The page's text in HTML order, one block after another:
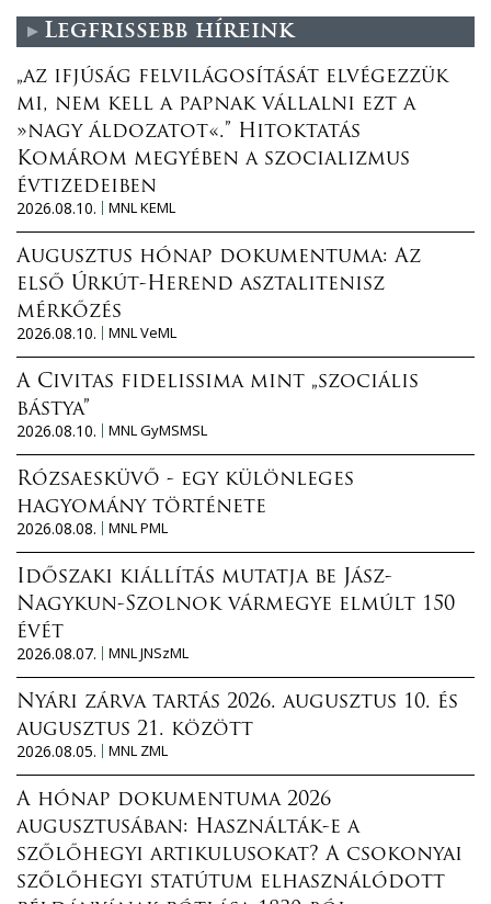
Legfrissebb híreink
„az ifjúság felvilágosítását elvégezzük
mi, nem kell a papnak vállalni ezt a
»nagy áldozatot«.” Hitoktatás
Komárom megyében a szocializmus
évtizedeiben
2026.08.10.
MNL KEML
Augusztus hónap dokumentuma: Az
első Úrkút-Herend asztalitenisz
mérkőzés
2026.08.10.
MNL VeML
A Civitas fidelissima mint „szociális
bástya”
2026.08.10.
MNL GyMSMSL
Rózsaesküvő - egy különleges
hagyomány története
2026.08.08.
MNL PML
Időszaki kiállítás mutatja be Jász-
Nagykun-Szolnok vármegye elmúlt 150
évét
2026.08.07.
MNL JNSzML
Nyári zárva tartás 2026. augusztus 10. és
augusztus 21. között
2026.08.05.
MNL ZML
A hónap dokumentuma 2026
augusztusában: Használták-e a
szőlőhegyi artikulusokat? A csokonyai
szőlőhegyi statútum elhasználódott